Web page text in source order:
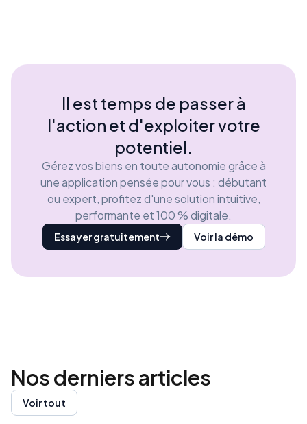
Il est temps de passer à
l'action et d'exploiter votre
potentiel.
Gérez vos biens en toute autonomie grâce à
une application pensée pour vous : débutant
ou expert, profitez d'une solution intuitive,
performante et 100 % digitale.
Essayer gratuitement Voir la démo
Nos derniersarticles
Voir tout